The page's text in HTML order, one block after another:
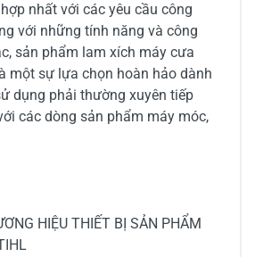
nhất với các yêu cầu công
với những tính năng và công
sản phẩm lam xích máy cưa
một sự lựa chọn hoàn hảo dành
dụng phải thường xuyên tiếp
các dòng sản phẩm máy móc,
HIỆU THIẾT BỊ SẢN PHẨM